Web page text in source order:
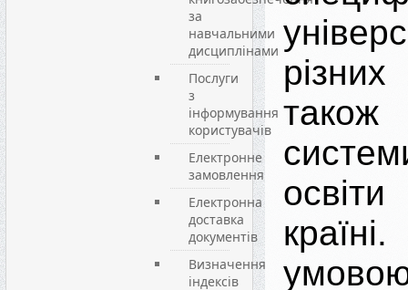
за
навчальними
дисциплінами
Послуги
з
інформування
користувачів
Електронне
замовлення
Електронна
доставка
документів
Визначення
індексів
також